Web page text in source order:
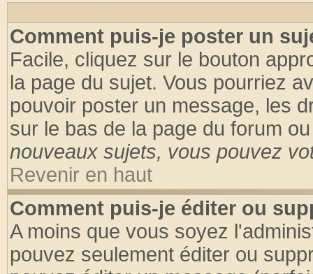
Comment puis-je poster un
Facile, cliquez sur le bouton
la page du sujet. Vous pourriez
pouvoir poster un message, les
sur le bas de la page du forum
nouveaux sujets, vous pouvez
Revenir en haut
Comment puis-je éditer ou
A moins que vous soyez
pouvez seulement éditer ou